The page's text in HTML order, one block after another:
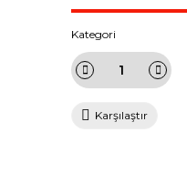
Kategori
Karşılaştır